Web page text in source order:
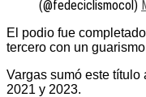
(@fedeciclismocol)
El podio fue
tercero con un
Vargas sumó este
2021 y 2023.